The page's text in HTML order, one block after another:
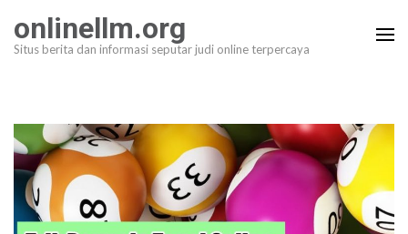
ke
konten
onlinellm.org
Situs berita dan informasi seputar judi online terpercaya